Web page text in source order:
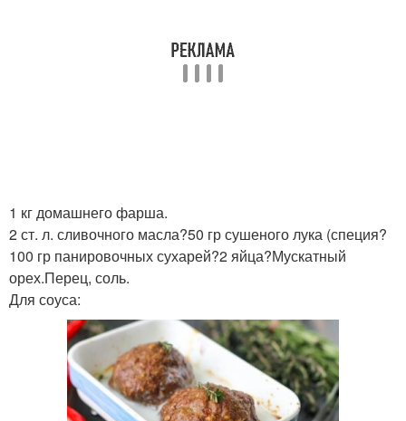
1 кг домашнего фарша.
2 ст. л. сливочного масла?50 гр сушеного лука (специя?
100 гр панировочных сухарей?2 яйца?Мускатный
орех.Перец, соль.
Для соуса: